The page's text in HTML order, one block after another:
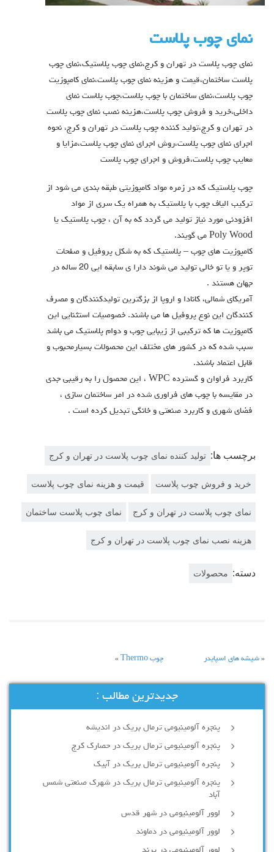
نمای چوب پلاست
نمای چوب پلاست در تهران و کرج،نمای چوب پلاستیک،نمای چوب
پلاست ساختمان،قیمت و هزینه نمای چوب پلاست،نمای کامپوزیت
چوب پلاست،نمای ساختمان با چوب پلاست،چوب پلاست نمای
داخلی،خرید و فروش چوب پلاست،هزینه نصب نمای چوب پلاست
در تهران و کرج،تولید کننده چوب پلاست در تهران و کرج، نحوه
اجرای نمای چوب پلاست،روش اجرای نمای چوب پلاست،مزایا و
معایب چوب پلاست،فروش و اجرای چوب پلاست
چوب پلاستیک که در زمره مواد کامپوزیتی طبقه بندی می شود از
ترکیب الیاف چوب با پلاستیک به همراه یک سری از مواد
افزودنی مورد نیاز تولید می گردد که به آن ، چوب پلاستیک یا
Poly Wood می گویند.
کامپوزیت های چوب – پلاستیک که به شکل پروفیل و صفحات
توپر و یا تو خالی تولید می شوند دارا ی سابقه ایی 20 ساله در
جهان هستند .
آمریکای شمالی، کانادا و اروپا از بزگترین تولیدکنندگان و مصرف
کنندگان این نوع پروفیل ها می باشند. خصوصیات استثنایی این
کامپوزیت ها که ترکیبی از زیبایی چوب و دوام پلاستیک می باشد
سبب شده که در کشور های مختلف این محصولات بسیارمحبوب و
قابل اعتماد باشند.
کاربرد فراوان و گسترده WPC ، این محصول را به رقیبی جدی
در مقایسه با چوب های فراوری شده در امر ساختمان سازی ،
فضای شهری و کاربرد صنعتی و خانگی تبدیل کرده است .
برچسب ها: تولید کننده نمای چوب پلاست در تهران و کرج
خرید و فروش چوب پلاست قیمت و هزینه نمای چوب پلاست
نمای چوب پلاست در تهران و کرج نمای چوب پلاست ساختمان
هزینه نصب نمای چوب پلاست در تهران و کرج
دسته: محصولات
« شیشه های اسپایدر چوب Thermo »
جدیدترین مطالب :
پنجره آلومینیومی ترمال بریک در اندیشه
پنجره آلومینیومی ترمال بریک در حصارک کرج
پنجره آلومینیومی ترمال بریک در آبیک
پنجره آلومینیومی ترمال بریک در شهرک صنعتی شمس
آباد
لوور آلومینیومی در شهر قدس
لوور آلومینیومی در دماوند